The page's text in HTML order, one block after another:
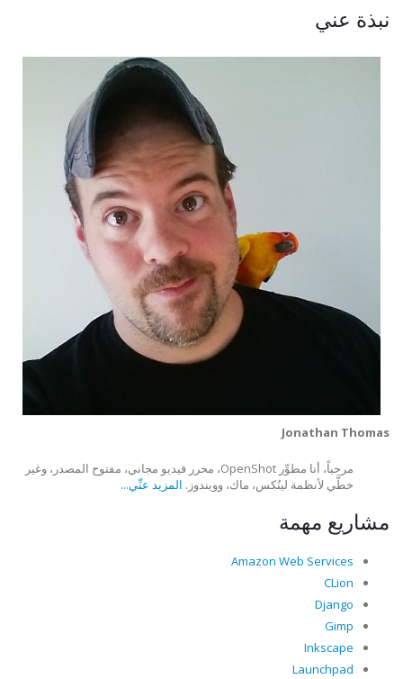
نبذة عني
Jonathan Thomas
مرحباً، أنا مطوِّر OpenShot، محرر فيديو مجاني، مفتوح المصدر، وغير
خطَّي لأنظمة لينُكس، ماك، وويندوز. المزيد عنِّي...
مشاريع مهمة
Amazon Web Services
CLion
Django
Gimp
Inkscape
Launchpad